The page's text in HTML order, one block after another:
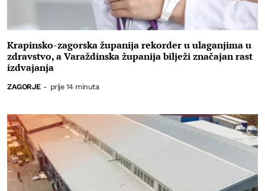
Krapinsko-zagorska županija rekorder u ulaganjima u
zdravstvo, a Varaždinska županija bilježi značajan rast
izdvajanja
ZAGORJE - prije 14 minuta